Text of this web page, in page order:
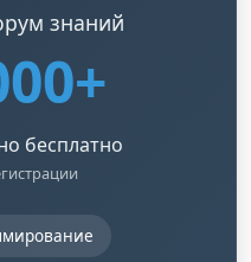
знаний
бесплатно